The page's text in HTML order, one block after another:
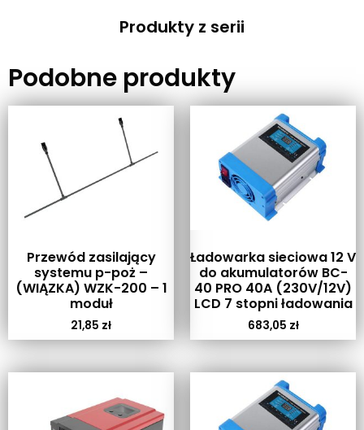
Produkty z serii
Podobne produkty
Przewód zasilający
systemu p-poż –
(WIĄZKA) WZK-200 – 1
moduł
21,85 zł
Ładowarka sieciowa 12 V
do akumulatorów BC-
40 PRO 40A (230V/12V)
LCD 7 stopni ładowania
683,05 zł